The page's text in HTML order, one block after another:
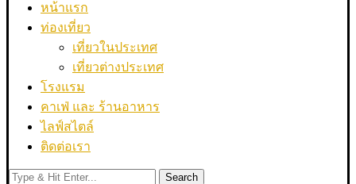
หน้าแรก
ท่องเที่ยว
เที่ยวในประเทศ
เที่ยวต่างประเทศ
โรงแรม
คาเฟ่ และ ร้านอาหาร
ไลฟ์สไตล์
ติดต่อเรา
Search